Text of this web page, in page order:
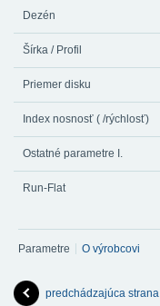
Dezén
Šírka / Profil
Priemer disku
Index nosnosť ( /rýchlosť)
Ostatné parametre I.
Run-Flat
Parametre O výrobcovi
predchádzajúca strana